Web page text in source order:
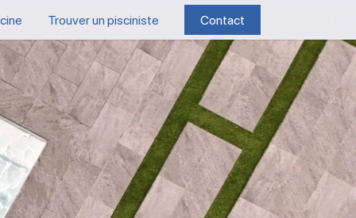
Trouver un pisciniste Contact